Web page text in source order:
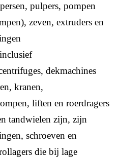
pulpers, pompen
zeven, extruders en
dekmachines
kranen,
liften en roerdragers
tandwielen zijn, zijn
schroeven en
die bij lage